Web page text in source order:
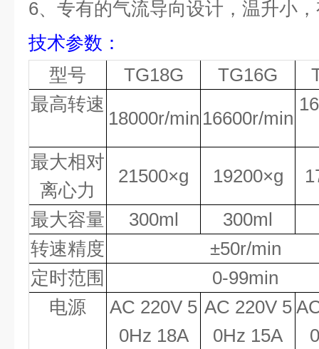
6、专有的气流导向设计，温升小
技术参数 ：
型号
TG18G TG16G
最高转速
18000r/min 16600r/min
最大相对
离心力
21500×g 19200×g
最大容量 300ml
300ml
转速精度
±50r/min
定时范围
0-99min
电源
AC 220V 5
0Hz 18A
AC 220V 5
0Hz 15A